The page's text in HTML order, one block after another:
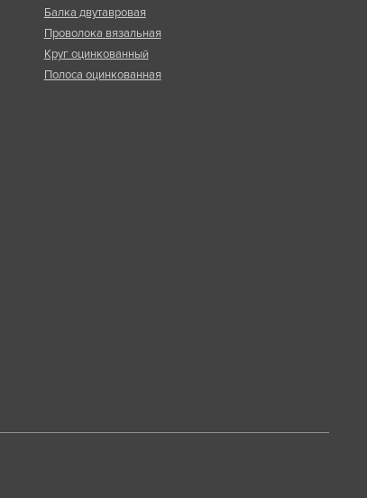
Балка двутавровая
Проволока вязальная
Круг оцинкованный
Полоса оцинкованная